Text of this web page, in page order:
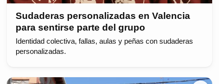
Sudaderas personalizadas en Valencia
para sentirse parte del grupo
Identidad colectiva, fallas, aulas y peñas con sudaderas
personalizadas.